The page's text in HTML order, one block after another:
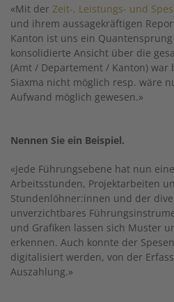
«Mit der Zeit-, Leistungs- und
und ihrem aussagekräftigen
Kanton ist uns ein
konsolidierte Ansicht über die
(Amt / Departement / Kanton) war
Siaxma nicht möglich resp. wäre
Aufwand möglich gewesen.»
Nennen Sie ein Beispiel.
«Jede Führungsebene hat nun
Arbeitsstunden, Projektarbeiten
Stundenlöhner:innen und der
unverzichtbares
und Grafiken lassen sich Muster
erkennen. Auch konnte der
digitalisiert werden, von der
Auszahlung.»